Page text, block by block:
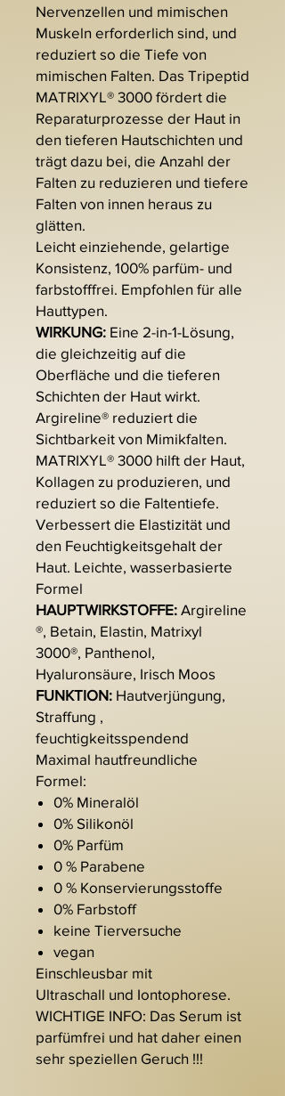
Nervenzellen und mimischen
Muskeln erforderlich sind, und
reduziert so die Tiefe von
mimischen Falten. Das Tripeptid
MATRIXYL® 3000 fördert die
Reparaturprozesse der Haut in
den tieferen Hautschichten und
trägt dazu bei, die Anzahl der
Falten zu reduzieren und tiefere
Falten von innen heraus zu
glätten.
Leicht einziehende, gelartige
Konsistenz, 100% parfüm- und
farbstofffrei. Empfohlen für alle
Hauttypen.
WIRKUNG: Eine 2-in-1-Lösung,
die gleichzeitig auf die
Oberfläche und die tieferen
Schichten der Haut wirkt.
Argireline® reduziert die
Sichtbarkeit von Mimikfalten.
MATRIXYL® 3000 hilft der Haut,
Kollagen zu produzieren, und
reduziert so die Faltentiefe.
Verbessert die Elastizität und
den Feuchtigkeitsgehalt der
Haut. Leichte, wasserbasierte
Formel
HAUPTWIRKSTOFFE: Argireline
®, Betain, Elastin, Matrixyl
3000®, Panthenol,
Hyaluronsäure, Irisch Moos
FUNKTION: Hautverjüngung,
Straffung ,
feuchtigkeitsspendend
Maximal hautfreundliche
Formel:
0% Mineralöl
0% Silikonöl
0% Parfüm
0 % Parabene
0 % Konservierungsstoffe
0% Farbstoff
keine Tierversuche
vegan
Einschleusbar mit
Ultraschall und Iontophorese.
WICHTIGE INFO: Das Serum ist
parfümfrei und hat daher einen
sehr speziellen Geruch !!!